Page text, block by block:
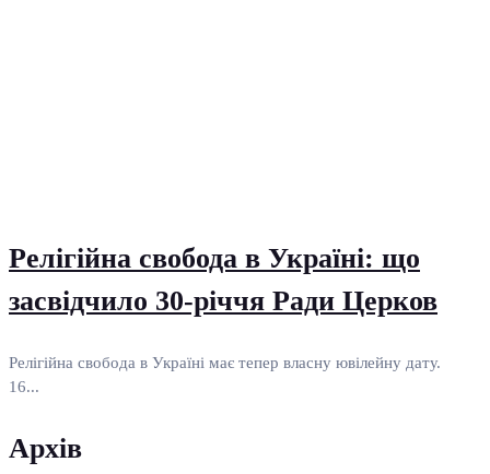
Релігійна свобода в Україні: що
засвідчило 30-річчя Ради Церков
Релігійна свобода в Україні має тепер власну ювілейну дату.
16...
Архів